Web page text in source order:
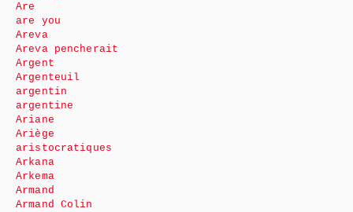
Are
are you
Areva
Areva pencherait
Argent
Argenteuil
argentin
argentine
Ariane
Ariège
aristocratiques
Arkana
Arkema
Armand
Armand Colin